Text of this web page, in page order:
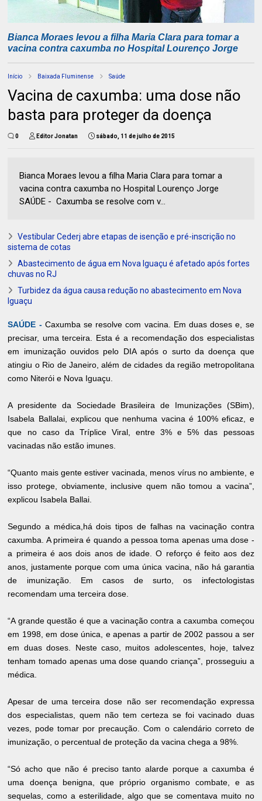
Bianca Moraes levou a filha Maria Clara para tomar a
vacina contra caxumba no Hospital Lourenço Jorge
Início Baixada Fluminense Saúde
Vacina de caxumba: uma dose não
basta para proteger da doença
0 Editor Jonatan sábado, 11 de julho de 2015
Bianca Moraes levou a filha Maria Clara para tomar a
vacina contra caxumba no Hospital Lourenço Jorge
SAÚDE - Caxumba se resolve com v...
Vestibular Cederj abre etapas de isenção e pré-inscrição no
sistema de cotas
Abastecimento de água em Nova Iguaçu é afetado após fortes
chuvas no RJ
Turbidez da água causa redução no abastecimento em Nova
Iguaçu
SAÚDE - Caxumba se resolve com vacina. Em duas doses e, se
precisar, uma terceira. Esta é a recomendação dos especialistas
em imunização ouvidos pelo DIAapós o surto da doença que
atingiu o Rio de Janeiro, além de cidades da região metropolitana
como Niterói e Nova Iguaçu.
A presidente da Sociedade Brasileira de Imunizações (SBim),
Isabela Ballalai, explicou que nenhuma vacina é 100% eficaz, e
que no caso da Tríplice Viral, entre 3% e 5% das pessoas
vacinadas não estão imunes.
“Quanto mais gente estiver vacinada, menos vírus no ambiente, e
isso protege, obviamente, inclusive quem não tomou a vacina”,
explicou Isabela Ballai.
Segundo a médica,há dois tipos de falhas na vacinação contra
caxumba. A primeira é quando a pessoa toma apenas uma dose -
a primeira é aos dois anos de idade. O reforço é feito aos dez
anos, justamente porque com uma única vacina, não há garantia
de imunização. Em casos de surto, os infectologistas
recomendam uma terceira dose.
“A grande questão é que a vacinação contra a caxumba começou
em 1998, em dose única, e apenas a partir de 2002 passou a ser
em duas doses. Neste caso, muitos adolescentes, hoje, talvez
tenham tomado apenas uma dose quando criança”, prosseguiu a
médica.
Apesar de uma terceira dose não ser recomendação expressa
dos especialistas, quem não tem certeza se foi vacinado duas
vezes, pode tomar por precaução. Com o calendário correto de
imunização, o percentual de proteção da vacina chega a 98%.
“Só acho que não é preciso tanto alarde porque a caxumba é
uma doença benigna, que próprio organismo combate, e as
sequelas, como a esterilidade, algo que se comentava muito no